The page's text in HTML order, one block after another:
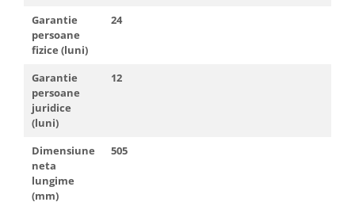
Garantie
persoane
fizice (luni)
24
Garantie
persoane
juridice
(luni)
12
Dimensiune
neta
lungime
(mm)
505